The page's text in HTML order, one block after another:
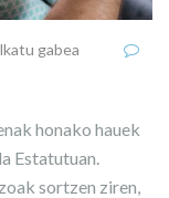
gabea
honako hauek
Estatutuan.
sortzen ziren,